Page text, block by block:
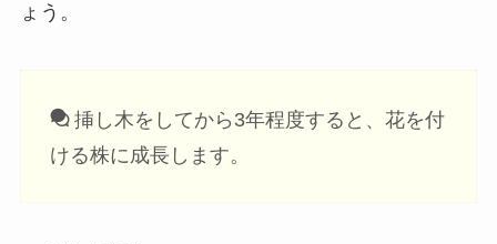
ょう。
挿し木をしてから3年程度すると、花を付
ける株に成長します。